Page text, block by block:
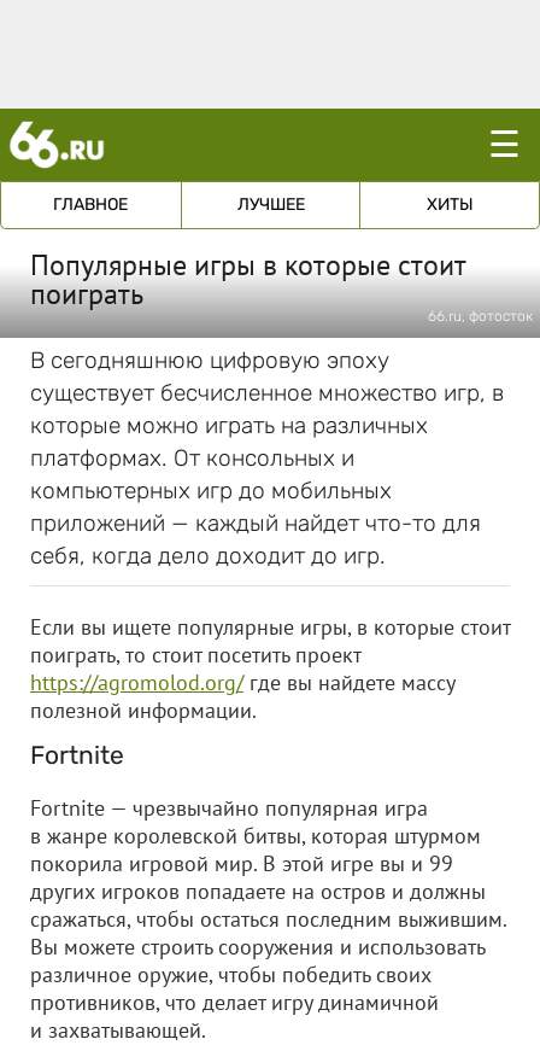
☰
ГЛАВНОЕ ЛУЧШЕЕ ХИТЫ
Популярные игры в которые стоит
поиграть
66.ru, фотосток
В сегодняшнюю цифровую эпоху
существует бесчисленное множество игр, в
которые можно играть на различных
платформах. От консольных и
компьютерных игр до мобильных
приложений — каждый найдет что-то для
себя, когда дело доходит до игр.
Если вы ищете популярные игры, в которые стоит
поиграть, то стоит посетить проект
https://agromolod.org/где вы найдете массу
полезной информации.
Fortnite
Fortnite — чрезвычайно популярная игра
в жанре королевской битвы, которая штурмом
покорила игровой мир. В этой игре вы и 99
других игроков попадаете на остров и должны
сражаться, чтобы остаться последним выжившим.
Вы можете строить сооружения и использовать
различное оружие, чтобы победить своих
противников, что делает игру динамичной
и захватывающей.